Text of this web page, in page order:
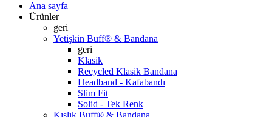
Ana sayfa
Ürünler
geri
Yetişkin Buff® & Bandana
geri
Klasik
Recycled Klasik Bandana
Headband - Kafabandı
Slim Fit
Solid - Tek Renk
Kışlık Buff® & Bandana